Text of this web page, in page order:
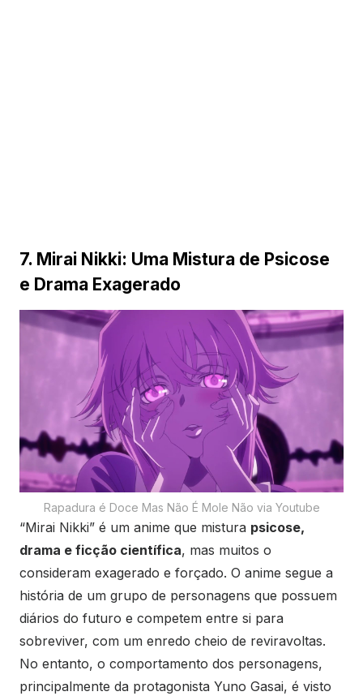
7. Mirai Nikki: Uma Mistura de Psicose
e Drama Exagerado
Rapadura é Doce Mas Não É Mole Não via Youtube
“Mirai Nikki” é um anime que mistura psicose,
drama e ficção científica, mas muitos o
consideram exagerado e forçado. O anime segue a
história de um grupo de personagens que possuem
diários do futuro e competem entre si para
sobreviver, com um enredo cheio de reviravoltas.
No entanto, o comportamento dos personagens,
principalmente da protagonista Yuno Gasai, é visto